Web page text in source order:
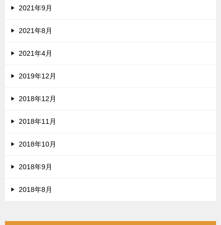
2021年9月
2021年8月
2021年4月
2019年12月
2018年12月
2018年11月
2018年10月
2018年9月
2018年8月